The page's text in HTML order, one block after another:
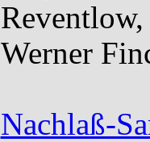
Werner
Nachlaß-